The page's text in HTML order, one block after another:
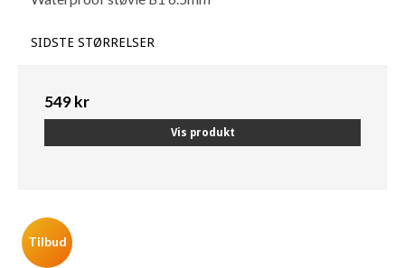
SIDSTE STØRRELSER
549 kr
Vis produkt
Tilbud